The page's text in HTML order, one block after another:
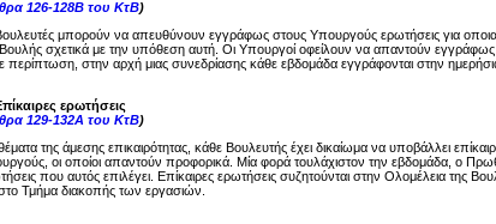
126-128Β του ΚτΒ)
μπορούν να απευθύνουν εγγράφως στους Υπουργούς ερωτήσεις για
σχετικά με την υπόθεση αυτή. Οι Υπουργοί οφείλουν να απαντούν
περίπτωση, στην αρχή μιας συνεδρίασης κάθε εβδομάδα εγγράφονται στην
ερωτήσεις
129-132Α του ΚτΒ)
θέματα της άμεσης επικαιρότητας, κάθε Βουλευτής έχει δικαίωμα να υποβάλλει
οι οποίοι απαντούν προφορικά. Μία φορά τουλάχιστον την εβδομάδα, ο
που αυτός επιλέγει. Επίκαιρες ερωτήσεις συζητούνται στην Ολομέλεια της
Τμήμα διακοπής των εργασιών.